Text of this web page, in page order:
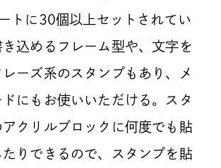
トに30個以上セットされてい
き込めるフレーム型や、文字を
ーズ系のスタンプもあり、メ
ドにもお使いいただける。スタ
アクリルブロックに何度でも貼
たりできるので、スタンプを貼